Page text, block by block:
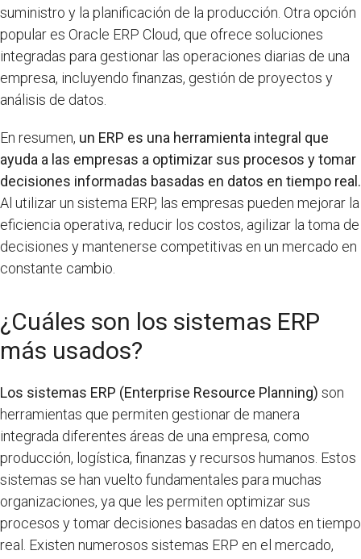
suministro y la planificación de la producción. Otra opción
popular es Oracle ERP Cloud, que ofrece soluciones
integradas para gestionar las operaciones diarias de una
empresa, incluyendo finanzas, gestión de proyectos y
análisis de datos.
En resumen, un ERP es una herramienta integral que
ayuda a las empresas a optimizar sus procesos y tomar
decisiones informadas basadas en datos en tiempo real.
Al utilizar un sistema ERP, las empresas pueden mejorar la
eficiencia operativa, reducir los costos, agilizar la toma de
decisiones y mantenerse competitivas en un mercado en
constante cambio.
¿Cuáles son los sistemas ERP
más usados?
Los sistemas ERP (Enterprise Resource Planning) son
herramientas que permiten gestionar de manera
integrada diferentes áreas de una empresa, como
producción, logística, finanzas y recursos humanos. Estos
sistemas se han vuelto fundamentales para muchas
organizaciones, ya que les permiten optimizar sus
procesos y tomar decisiones basadas en datos en tiempo
real. Existen numerosos sistemas ERP en el mercado,